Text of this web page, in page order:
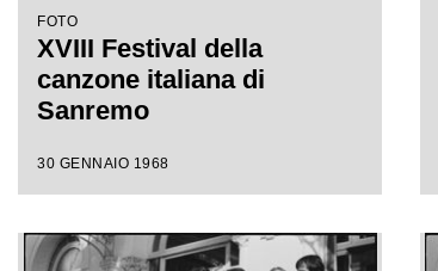
FOTO
XVIII Festival della
canzone italiana di
Sanremo
30 GENNAIO 1968